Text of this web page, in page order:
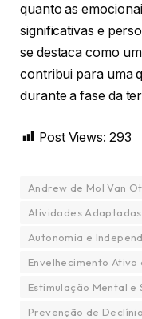
quanto as
significativas e
se destaca como
contribui para uma
durante a fase da
Post Views: 293
Andrew de Mol Van
Atividades
Autonomia e
Envelhecimento Ativo
Estimulação Mental e
Prevenção de